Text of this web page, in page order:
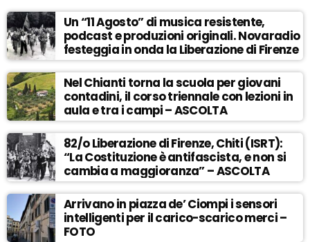
Un “11 Agosto” di musica resistente,
podcast e produzioni originali. Novaradio
festeggia in onda la Liberazione di Firenze
Nel Chianti torna la scuola per giovani
contadini, il corso triennale con lezioni in
aula e tra i campi – ASCOLTA
82/o Liberazione di Firenze, Chiti (ISRT):
“La Costituzione è antifascista, e non si
cambia a maggioranza” – ASCOLTA
Arrivano in piazza de’ Ciompi i sensori
intelligenti per il carico-scarico merci –
FOTO